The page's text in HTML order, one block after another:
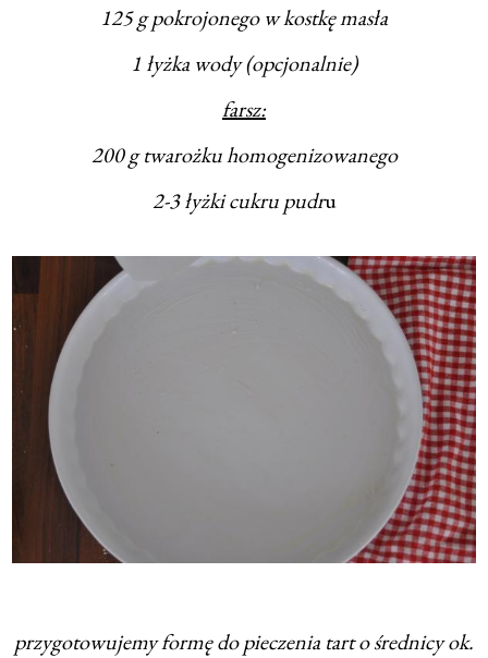
125 g pokrojonego w kostkę masła
1 łyżka wody (opcjonalnie)
farsz:
200 g twarożku homogenizowanego
2-3 łyżki cukru pudru
przygotowujemy formę do pieczenia tart o średnicy ok.